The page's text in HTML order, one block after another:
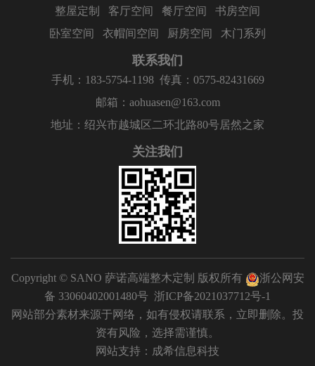
整屋定制 客厅空间 餐厅空间
书房空间
卧室空间
衣帽间空间 厨房空间 木门系列
联系我们
手机：183-5754-1198 传真：0575-82431669
邮箱：aohuasen@163.com
地址：绍兴市越城区二环北路80号居然之家
关注我们
Copyright © SANO 萨诺高端整木定制 版权所有
浙公网安
备 33060402001480号 浙ICP备2021037712号-1
网站部分素材来源于网络，如有侵权请联系，立即删除。投
资有风险，选择需谨慎。
网站支持： 成希信息科技